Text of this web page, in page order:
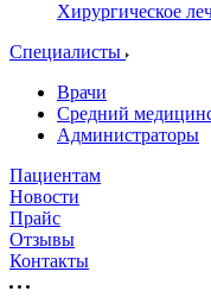
Хирургическое
Специалисты
Врачи
Средний
Администраторы
Пациентам
Новости
Прайс
Отзывы
Контакты